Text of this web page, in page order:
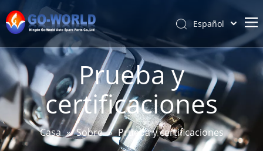
Hogar
Acerca de
Productos
Servicio y personalización
Noticias
Español
Português
Pусский
Latine
Français
简体中文
English
Prueba y
certificaciones
Casa » Sobre » Prueba y certificaciones